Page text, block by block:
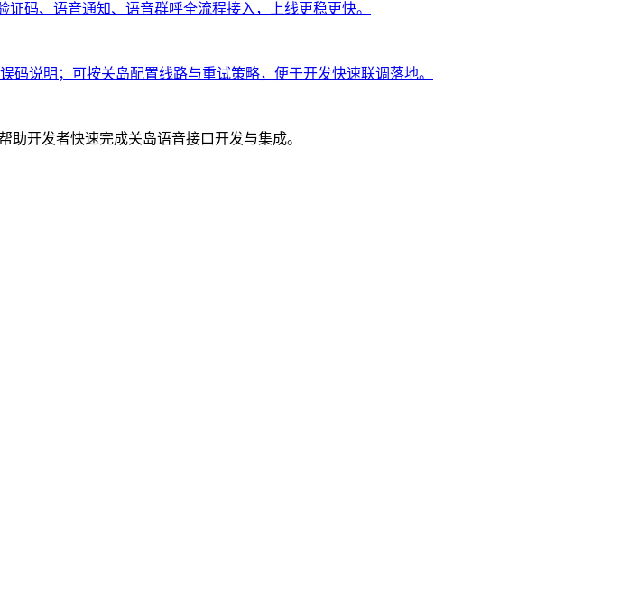
码、语音通知、语音群呼全流程接入，上线更稳更快。
说明；可按关岛配置线路与重试策略，便于开发快速联调落地。
助开发者快速完成关岛语音接口开发与集成。